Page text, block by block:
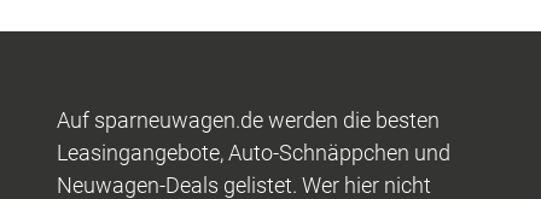
Auf sparneuwagen.de werden die besten
Leasingangebote, Auto-Schnäppchen und
Neuwagen-Deals gelistet. Wer hier nicht